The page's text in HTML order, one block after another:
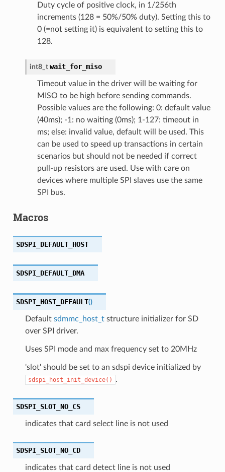
Duty cycle of positive clock, in 1/256th
increments (128 = 50%/50% duty). Setting this to
0 (=not setting it) is equivalent to setting this to
128.
int8_t wait_for_miso
Timeout value in the driver will be waiting for
MISO to be high before sending commands.
Possible values are the following: 0: default value
(40ms); -1: no waiting (0ms); 1-127: timeout in
ms; else: invalid value, default will be used. This
can be used to speed up transactions in certain
scenarios but should not be needed if correct
pull-up resistors are used. Use with care on
devices where multiple SPI slaves use the same
SPI bus.
Macros
SDSPI_DEFAULT_HOST
SDSPI_DEFAULT_DMA
SDSPI_HOST_DEFAULT()
Default sdmmc_host_tstructure initializer for SD
over SPI driver.
Uses SPI mode and max frequency set to 20MHz
'slot' should be set to an sdspi device initialized by
sdspi_host_init_device() .
SDSPI_SLOT_NO_CS
indicates that card select line is not used
SDSPI_SLOT_NO_CD
indicates that card detect line is not used